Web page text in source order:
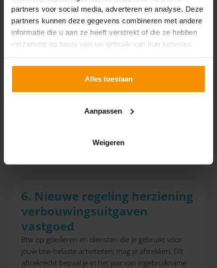
partners voor social media, adverteren en analyse. Deze
partners kunnen deze gegevens combineren met andere
informatie die u aan ze heeft verstrekt of die ze hebben
verzameld op basis van uw gebruik van hun services.
Alles toestaan
Aanpassen
Weigeren
moet terugbetalen of juist terugkrijgt van de
Belastingdienst. Deze herzienings-btw geef je op in
de laatste btw-aangifte van het jaar.
LET OP!
afgeschreven, geldt een herzieningstermijn. De termijn
de vier jaren erna.
6. Nieuwe regeling herziening
verbouwingsuitgaven
vastgoed
Btw op goederen en diensten die je gebruikt voor
jouw btw-belaste activiteiten, mag je aftrekken. Dit
aftrekrecht bepaal je in het jaar van ingebruikname